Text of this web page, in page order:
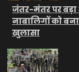
जंतर-मंतर पर
नाबालिगों को
खुलासा